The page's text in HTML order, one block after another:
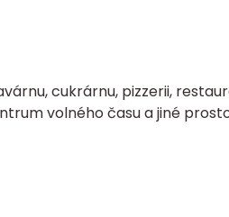
cukrárnu, pizzerii,
volného času a jiné